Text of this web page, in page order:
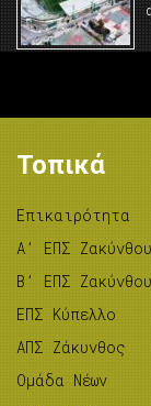
Τοπικά
Επικαιρότητα
A’ ΕΠΣ Ζακύνθου
B’ ΕΠΣ Ζακύνθου
ΕΠΣ Κύπελλο
ΑΠΣ Ζάκυνθος
Ομάδα Νέων